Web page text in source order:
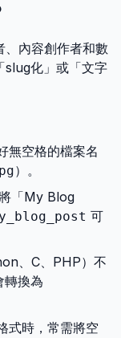
、內容創作者和數
slug化」或「文字
無空格的檔案名
）。
「My Blog
可
、C、PHP）不
轉換為
式時，常需將空